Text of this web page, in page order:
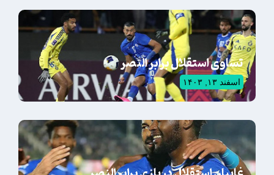
تساوی استقلال برابر النصر
اسفند ۱۳, ۱۴۰۳